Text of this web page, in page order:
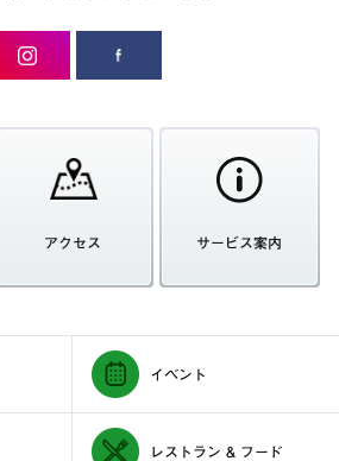
アクセス サービス案内
イベント
レストラン & フード